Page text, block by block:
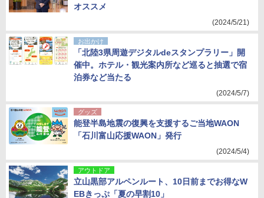
オススメ
(2024/5/21)
お出かけ
「北陸3県周遊デジタルdeスタンプラリー」開
催中。ホテル・観光案内所など巡ると抽選で宿
泊券など当たる
(2024/5/7)
グッズ
能登半島地震の復興を支援するご当地WAON
「石川富山応援WAON」発行
(2024/5/4)
アウトドア
立山黒部アルペンルート、10日前までお得なW
EBきっぷ「夏の早割10」